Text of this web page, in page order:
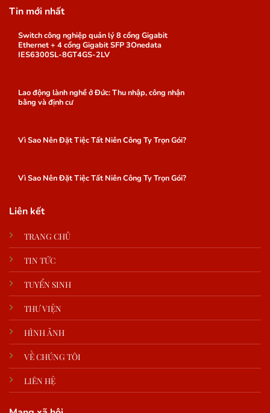
Tin mới nhất
Switch công nghiệp quản lý 8 cổng Gigabit
Ethernet + 4 cổng Gigabit SFP 3Onedata
IES6300SL-8GT4GS-2LV
Lao động lành nghề ở Đức: Thu nhập, công nhận
bằng và định cư
Vì Sao Nên Đặt Tiệc Tất Niên Công Ty Trọn Gói?
Vì Sao Nên Đặt Tiệc Tất Niên Công Ty Trọn Gói?
Liên kết
TRANG CHỦ
TIN TỨC
TUYỂN SINH
THƯ VIỆN
HÌNH ẢNH
VỀ CHÚNG TÔI
LIÊN HỆ